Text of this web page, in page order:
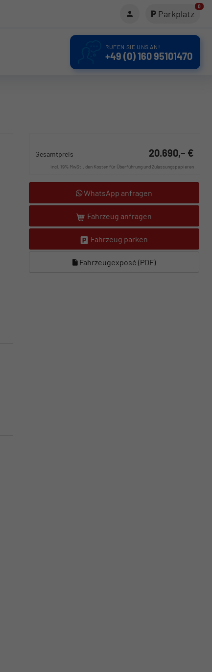
Parkplatz
0
RUFEN SIE UNS AN!
+49 (0) 160 95101470
Gesamtpreis 20.690,– €
incl. 19% MwSt., den Kosten für Überführung und Zulassungspapieren
WhatsApp anfragen
Fahrzeug anfragen
Fahrzeug parken
Fahrzeugexposé (PDF)